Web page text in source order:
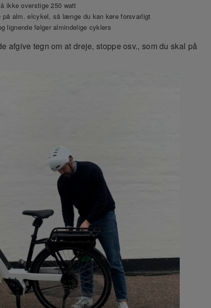
ikke overstige 250 watt
på alm. elcykel, så længe du kan køre forsvarligt
lignende følger almindelige cyklers
afgive tegn om at dreje, stoppe osv., som du skal på